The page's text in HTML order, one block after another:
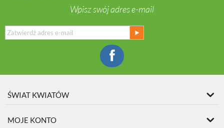
Wpisz swój adres e-mail
ŚWIAT KWIATÓW
MOJE KONTO